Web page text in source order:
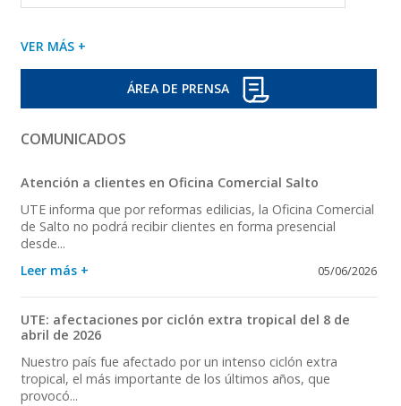
VER MÁS +
ÁREA DE PRENSA
COMUNICADOS
Atención a clientes en Oficina Comercial Salto
UTE informa que por reformas edilicias, la Oficina Comercial
de Salto no podrá recibir clientes en forma presencial
desde...
Leer más +
05/06/2026
UTE: afectaciones por ciclón extra tropical del 8 de
abril de 2026
Nuestro país fue afectado por un intenso ciclón extra
tropical, el más importante de los últimos años, que
provocó...